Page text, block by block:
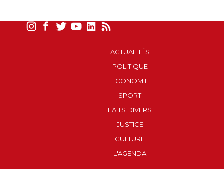
ACTUALITÉS
POLITIQUE
ECONOMIE
SPORT
FAITS DIVERS
JUSTICE
CULTURE
L'AGENDA